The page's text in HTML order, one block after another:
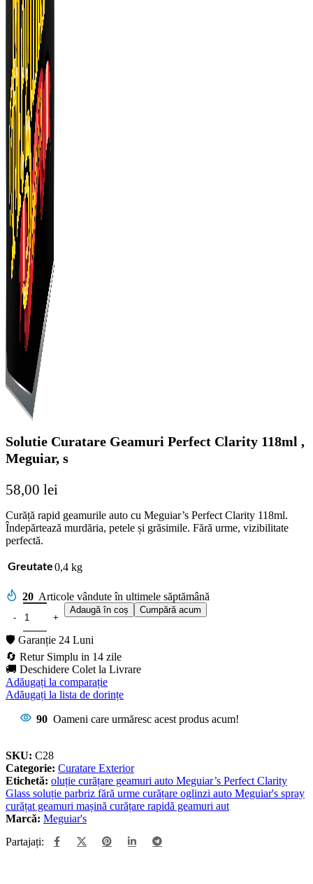
Solutie Curatare Geamuri Perfect Clarity 118ml ,
Meguiar, s
58,00 lei
Curăță rapid geamurile auto cu Meguiar’s Perfect Clarity 118ml.
Îndepărtează murdăria, petele și grăsimile. Fără urme, vizibilitate
perfectă.
Greutate0,4 kg
20 Articole vândute în ultimele săptămână
Adaugă în coș Cumpără acum
🛡️ Garanție 24 Luni
🔄 Retur Simplu in 14 zile
🚚 Deschidere Colet la Livrare
Adăugați la comparație
Adăugați la lista de dorințe
90 Oameni care urmăresc acest produs acum!
SKU: C28
Categorie: Curatare Exterior
Etichetă: oluție curățare geamuri auto Meguiar’s Perfect Clarity
Glass soluție parbriz fără urme curățare oglinzi auto Meguiar's spray
curățat geamuri mașină curățare rapidă geamuri aut
Marcă: Meguiar's
Partajați: